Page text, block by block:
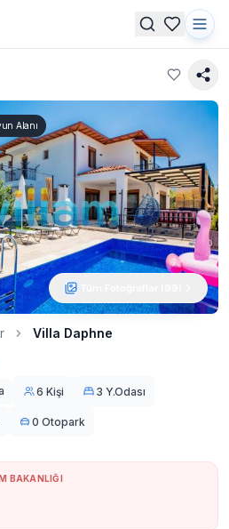
Alanı
Villa Daphne
6 Kişi 3 Y.Odası
0 Otopark
BAKANLIĞI